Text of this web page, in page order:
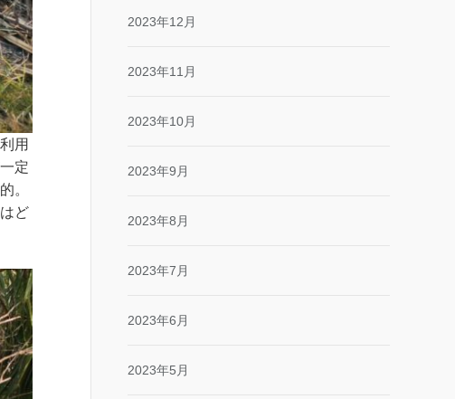
用
定
。
ど
2023年12月
2023年11月
2023年10月
2023年9月
2023年8月
2023年7月
2023年6月
2023年5月